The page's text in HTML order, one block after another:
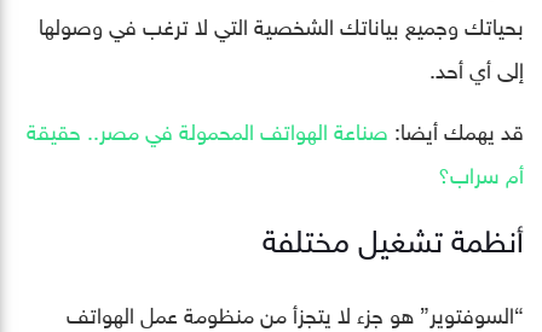
بحياتك وجميع بياناتك الشخصية التي لا ترغب في وصولها
إلى أي أحد.
قد يهمك أيضا: صناعة الهواتف المحمولة في مصر.. حقيقة
أم سراب؟
أنظمة تشغيل مختلفة
“السوفتوير” هو جزء لا يتجزأ من منظومة عمل الهواتف